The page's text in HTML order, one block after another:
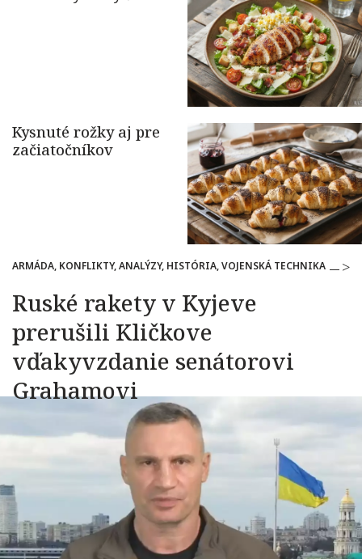
ARMÁDA, KONFLIKTY, ANALÝZY, HISTÓRIA, VOJENSKÁ TECHNIKA